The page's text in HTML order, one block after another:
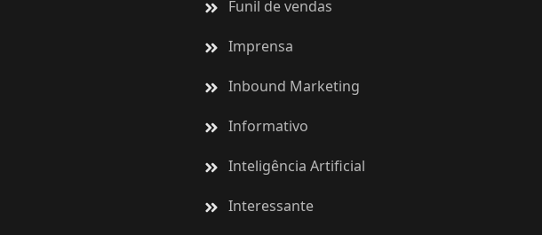
Funil de vendas
Imprensa
Inbound Marketing
Informativo
Inteligência Artificial
Interessante